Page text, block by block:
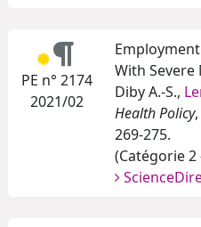
PE n° 2174
2021/02
With Severe
Diby A.-S.,
Health Policy
269-275.
(Catégorie 2